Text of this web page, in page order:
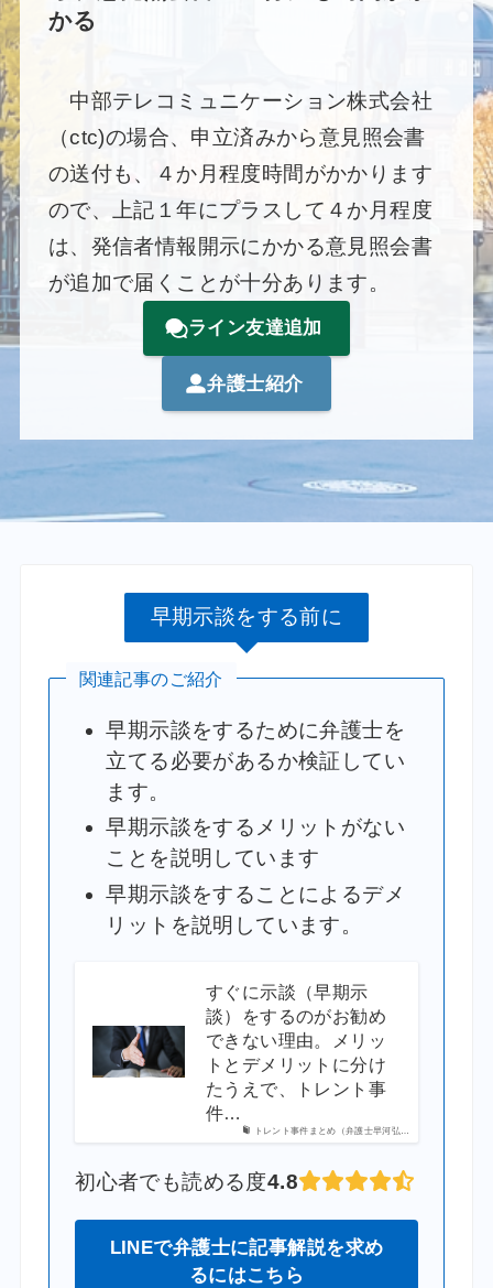
かる
中部テレコミュニケーション株式会社
（ctc)の場合、申立済みから意見照会書
の送付も、４か月程度時間がかかります
ので、上記１年にプラスして４か月程度
は、発信者情報開示にかかる意見照会書
が追加で届くことが十分あります。
ライン友達追加
弁護士紹介
早期示談をする前に
関連記事のご紹介
早期示談をするために弁護士を
立てる必要があるか検証してい
ます。
早期示談をするメリットがない
ことを説明しています
早期示談をすることによるデメ
リットを説明しています。
トレント事件まとめ（弁護士早河弘…
すぐに示談（早期示
談）をするのがお勧め
できない理由。メリッ
トとデメリットに分け
たうえで、トレント事
件…
初心者でも読める度4.8
LINEで弁護士に記事解説を求め
るにはこちら